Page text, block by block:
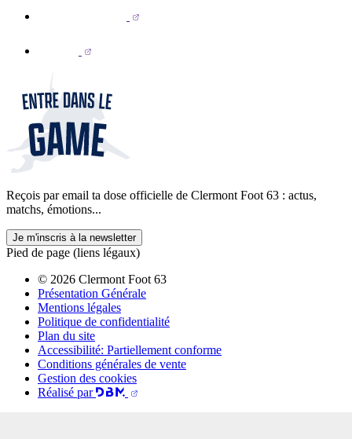
Reçois par email ta dose officielle de Clermont Foot 63 : actus,
matchs, émotions...
Je m'inscris à la newsletter
Pied de page (liens légaux)
© 2026 Clermont Foot 63
Présentation Générale
Mentions légales
Politique de confidentialité
Plan du site
Accessibilité: Partiellement conforme
Conditions générales de vente
Gestion des cookies
Réalisé par